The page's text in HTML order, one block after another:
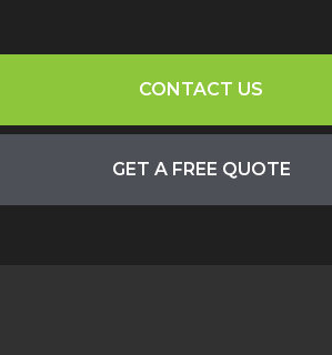
CONTACT US
GET A FREE QUOTE